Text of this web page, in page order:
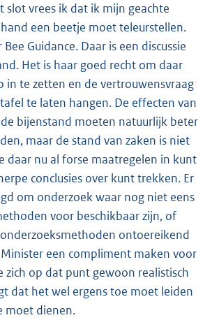
slot vrees ik dat ik mijn geachte
een beetje moet teleurstellen.
Guidance. Daar is een discussie
Het is haar goed recht om daar
in te zetten en de vertrouwensvraag
te laten hangen. De effecten van
bijenstand moeten natuurlijk beter
maar de stand van zaken is niet
daar nu al forse maatregelen in kunt
conclusies over kunt trekken. Er
om onderzoek waar nog niet eens
voor beschikbaar zijn, of
ontoereikend
een compliment maken voor
zich op dat punt gewoon realistisch
dat het wel ergens toe moet leiden
moet dienen.